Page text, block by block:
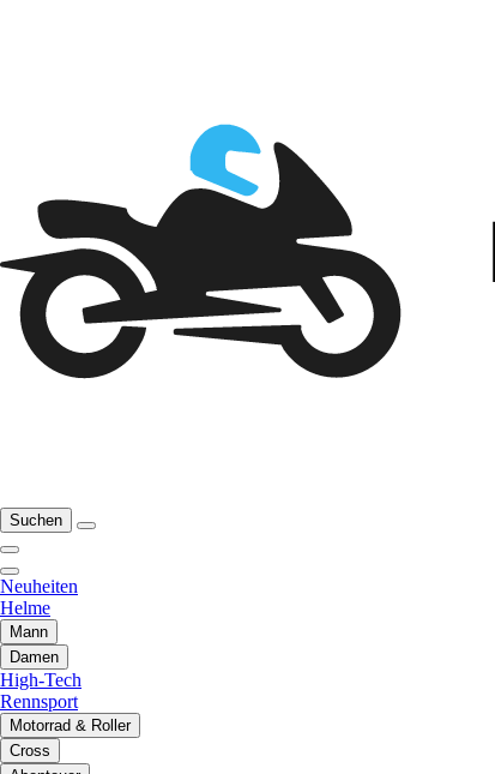
Suchen
Neuheiten
Helme
Mann
Damen
High-Tech
Rennsport
Motorrad & Roller
Cross